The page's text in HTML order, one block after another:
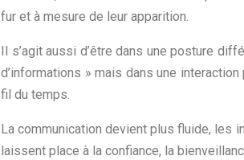
fur et à mesure de leur apparition.
Il s’agit aussi d’être dans une posture
d’informations » mais dans une
fil du temps.
La communication devient plus fluide, les
laissent place à la confiance, la